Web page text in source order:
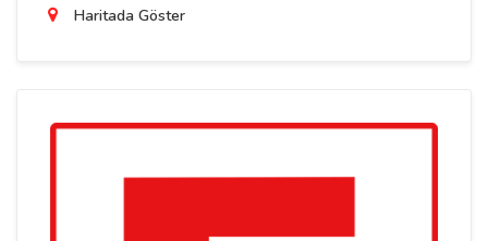
Haritada Göster